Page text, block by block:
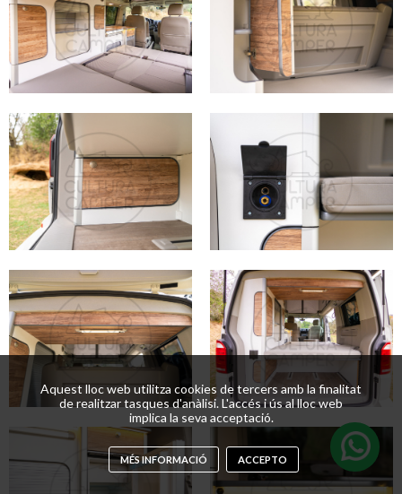
Aquest lloc web utilitza cookies de tercers amb la finalitat
de realitzar tasques d'anàlisi. L'accés i ús al lloc web
implica la seva acceptació.
MÉS INFORMACIÓ ACCEPTO